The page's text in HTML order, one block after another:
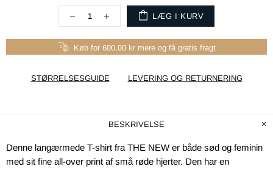
LÆG I KURV
Køb for 600,00 kr mere og få gratis fragt
STØRRELSESGUIDE LEVERING OG RETURNERING
BESKRIVELSE
Denne langærmede T-shirt fra THE NEW er både sød og feminin
med sit fine all-over print af små røde hjerter. Den har en